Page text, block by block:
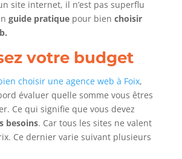
site internet, il n’est pas superflu
guide pratiquepour bien choisir
votre budget
choisir une agence web à Foix,
évaluer quelle somme vous êtres
Ce qui signifie que vous devez
besoins. Car tous les sites ne valent
Ce dernier varie suivant plusieurs